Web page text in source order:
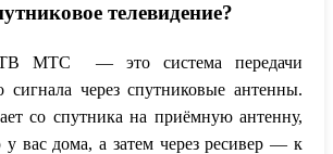
телевидение?
ТВ МТС — это система передачи
сигнала через спутниковые антенны.
со спутника на приёмную антенну,
у вас дома, а затем через ресивер — к